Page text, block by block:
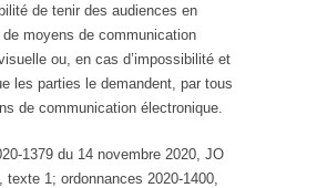
de tenir des audiences en
moyens de communication
ou, en cas d’impossibilité et
les parties le demandent, par tous
de communication électronique.
1379 du 14 novembre 2020, JO
texte 1; ordonnances 2020-1400,